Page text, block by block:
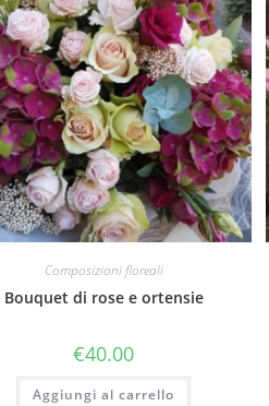
Composizioni floreali
Bouquet di rose e ortensie
€40.00
Aggiungi al carrello